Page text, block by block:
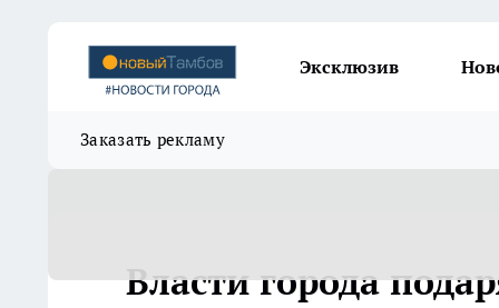
Эксклюзив
Заказать рекламу
Власти города